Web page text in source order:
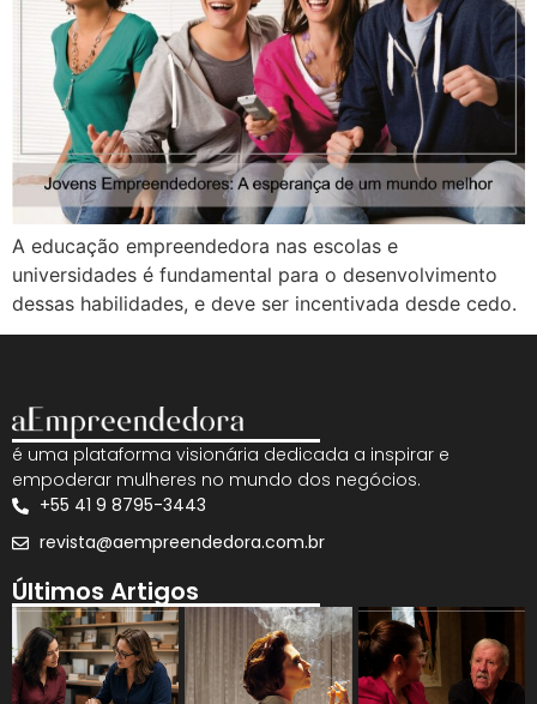
A educação empreendedora nas escolas e
universidades é fundamental para o desenvolvimento
dessas habilidades, e deve ser incentivada desde cedo.
é uma plataforma visionária dedicada a inspirar e
empoderar mulheres no mundo dos negócios.
+55 41 9 8795-3443
revista@aempreendedora.com.br
Últimos Artigos